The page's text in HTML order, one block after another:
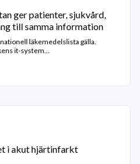
ger patienter, sjukvård,
till samma information
läkemedelslista gälla.
it-system...
i akut hjärtinfarkt